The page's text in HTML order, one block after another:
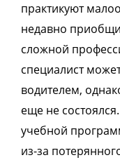
практикуют
недавно
сложной
специалист
водителем,
еще не
учебной
из-за